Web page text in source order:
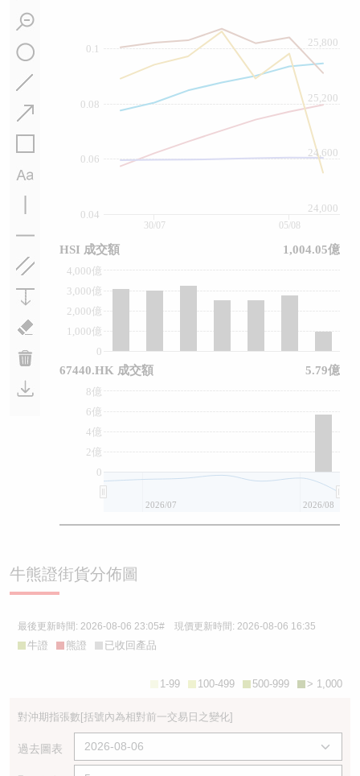
0.04
0.06
0.08
0.1
24,000
24,600
25,200
25,800
0
1,000億
2,000億
3,000億
4,000億
0
2億
4億
6億
8億
30/07 05/08
2026/07 2026/08
HSI 成交額 1,004.05億
67440.HK 成交額 5.79億
牛熊證街貨分佈圖
最後更新時間: 2026-08-06 23:05# 現價更新時間: 2026-08-06 16:35
牛證 熊證 已收回產品
> 1,000
500-999
100-499
1-99
對沖期指張數[括號內為相對前一交易日之變化]
過去圖表